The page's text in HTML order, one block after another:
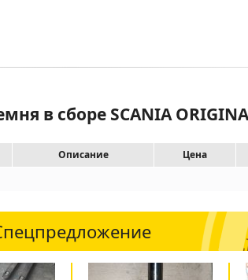
в сборе SCANIA
Описание Цена